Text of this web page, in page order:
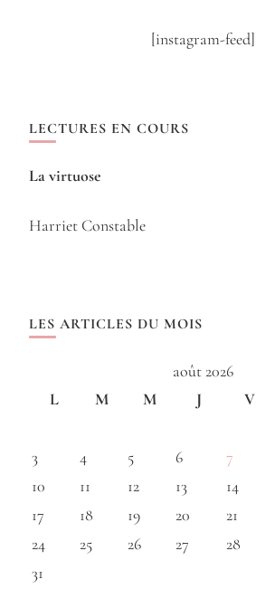
[instagram-feed]
LECTURES EN COURS
La virtuose
Harriet Constable
LES ARTICLES DU MOIS
août 2026
L
M M J V
3
4 5 6 7
10
11 12 13 14
17
18 19 20 21
24
25 26 27 28
31